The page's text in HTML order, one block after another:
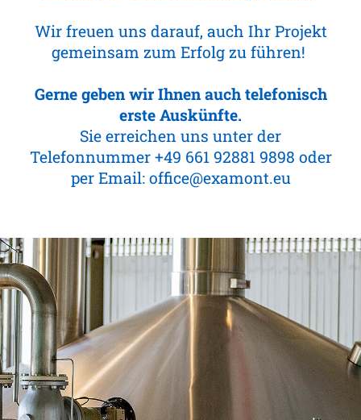
Wir freuen uns darauf, auch Ihr Projekt
gemeinsam zum Erfolg zu führen!
Gerne geben wir Ihnen auch telefonisch
erste Auskünfte.
Sie erreichen uns unter der
Telefonnummer +49 661 92881 9898 oder
per Email: office@examont.eu